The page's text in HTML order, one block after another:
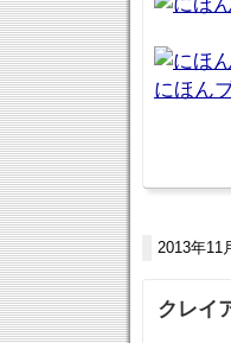
にほん
2013年11
クレイ